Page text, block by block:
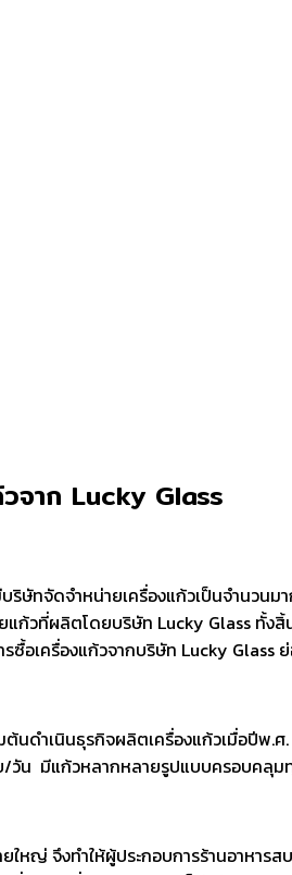
จาก Lucky Glass
ริษัทจัดจำหน่ายเครื่องแก้วเป็นจำนวน
แก้วที่ผลิตโดยบริษัท Lucky Glass ทั้
ซื้อเครื่องแก้วจากบริษัท Lucky Glass
นดำเนินธุรกิจผลิตเครื่องแก้วเมื่อปีพ.ศ
น มีแก้วหลากหลายรูปแบบครอบคลุมทุ
ใหญ่ จึงทำให้ผู้ประกอบการร้านอาหาร